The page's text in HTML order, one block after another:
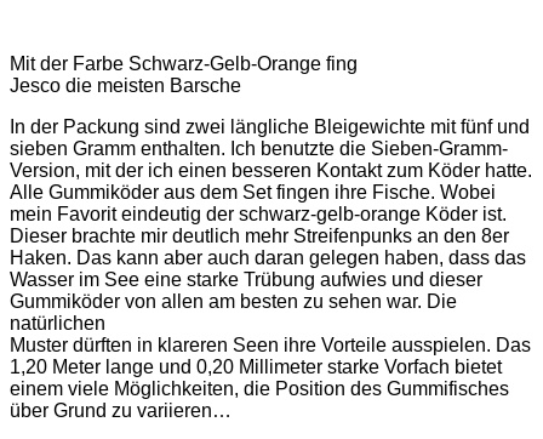
Mit der Farbe Schwarz-Gelb-Orange fing
Jesco die meisten Barsche
In der Packung sind zwei längliche Bleigewichte mit fünf und
sieben Gramm enthalten. Ich benutzte die Sieben-Gramm-
Version, mit der ich einen besseren Kontakt zum Köder hatte.
Alle Gummiköder aus dem Set fingen ihre Fische. Wobei
mein Favorit eindeutig der schwarz-gelb-orange Köder ist.
Dieser brachte mir deutlich mehr Streifenpunks an den 8er
Haken. Das kann aber auch daran gelegen haben, dass das
Wasser im See eine starke Trübung aufwies und dieser
Gummiköder von allen am besten zu sehen war. Die
natürlichen
Muster dürften in klareren Seen ihre Vorteile ausspielen. Das
1,20 Meter lange und 0,20 Millimeter starke Vorfach bietet
einem viele Möglichkeiten, die Position des Gummifisches
über Grund zu variieren…